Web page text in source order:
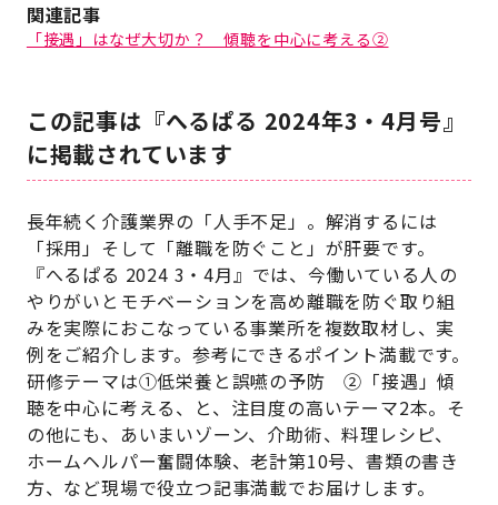
関連記事
「接遇」はなぜ大切か？ 傾聴を中心に考える②
この記事は『へるぱる 2024年3・4月号』
に掲載されています
長年続く介護業界の「人手不足」。解消するには
「採用」そして「離職を防ぐこと」が肝要です。
『へるぱる 2024 3・4月』では、今働いている人の
やりがいとモチベーションを高め離職を防ぐ取り組
みを実際におこなっている事業所を複数取材し、実
例をご紹介します。参考にできるポイント満載です。
研修テーマは①低栄養と誤嚥の予防 ②「接遇」傾
聴を中心に考える、と、注目度の高いテーマ2本。そ
の他にも、あいまいゾーン、介助術、料理レシピ、
ホームヘルパー奮闘体験、老計第10号、書類の書き
方、など現場で役立つ記事満載でお届けします。